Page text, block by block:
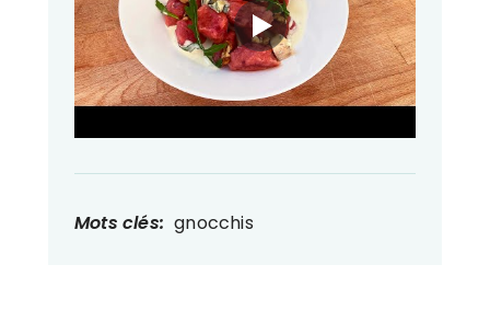
Mots clés: gnocchis